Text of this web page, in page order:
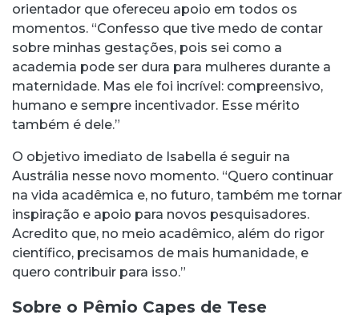
orientador que ofereceu apoio em todos os
momentos. “Confesso que tive medo de contar
sobre minhas gestações, pois sei como a
academia pode ser dura para mulheres durante a
maternidade. Mas ele foi incrível: compreensivo,
humano e sempre incentivador. Esse mérito
também é dele.”
O objetivo imediato de Isabella é seguir na
Austrália nesse novo momento. “Quero continuar
na vida acadêmica e, no futuro, também me tornar
inspiração e apoio para novos pesquisadores.
Acredito que, no meio acadêmico, além do rigor
científico, precisamos de mais humanidade, e
quero contribuir para isso.”
Sobre o Pêmio Capes de Tese